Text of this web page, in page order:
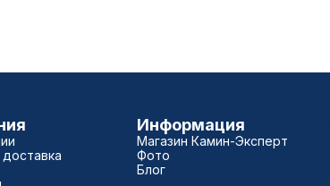
Информация
Магазин Камин-Эксперт
Фото
Блог